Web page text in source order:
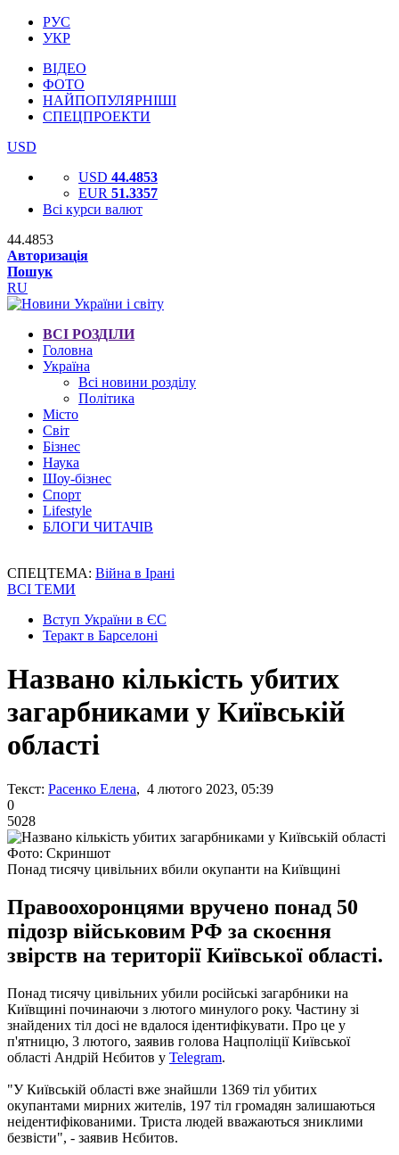
РУС
УКР
ВІДЕО
ФОТО
НАЙПОПУЛЯРНІШІ
СПЕЦПРОЕКТИ
USD
USD 44.4853
EUR 51.3357
Всі курси валют
44.4853
Авторизація
Пошук
RU
ВСІ РОЗДІЛИ
Головна
Україна
Всі новини розділу
Політика
Місто
Світ
Бізнес
Наука
Шоу-бізнес
Спорт
Lifestyle
БЛОГИ ЧИТАЧІВ
СПЕЦТЕМА: Війна в Ірані
ВСІ ТЕМИ
Вступ України в ЄС
Теракт в Барселоні
Названо кількість убитих
загарбниками у Київській
області
Текст: Расенко Елена, 4 лютого 2023, 05:39
0
5028
Фото: Скриншот
Понад тисячу цивільних вбили окупанти на Київщині
Правоохоронцями вручено понад 50
підозр військовим РФ за скоєння
звірств на території Київської області.
Понад тисячу цивільних убили російські загарбники на
Київщині починаючи з лютого минулого року. Частину зі
знайдених тіл досі не вдалося ідентифікувати. Про це у
п'ятницю, 3 лютого, заявив голова Нацполіції Київської
області Андрій Нєбитов у Telegram.
"У Київській області вже знайшли 1369 тіл убитих
окупантами мирних жителів, 197 тіл громадян залишаються
неідентифікованими. Триста людей вважаються зниклими
безвісти", - заявив Нєбитов.